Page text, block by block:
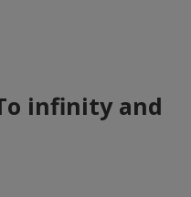
infinity and